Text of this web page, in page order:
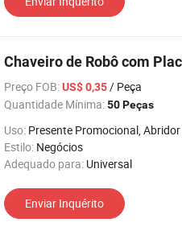
Chaveiro de Robô com
Preço FOB:US$ 0,35/ Peça
Quantidade Mínima:50 Peças
Uso: Presente Promocional, Abridor de Garrafa, Bolsa para Moeda, Porta-Retratos, Lanterna,
Estilo: Negócios
Adequado para: Universal
Enviar Inquérito